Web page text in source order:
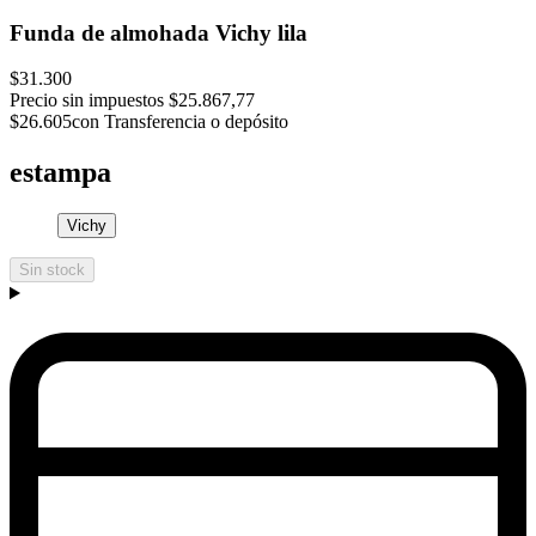
Funda de almohada Vichy lila
$31.300
Precio sin impuestos $25.867,77
$26.605con Transferencia o depósito
estampa
Vichy
Sin stock